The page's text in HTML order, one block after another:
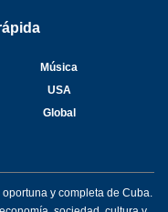
Música
USA
Global
y completa de Cuba.